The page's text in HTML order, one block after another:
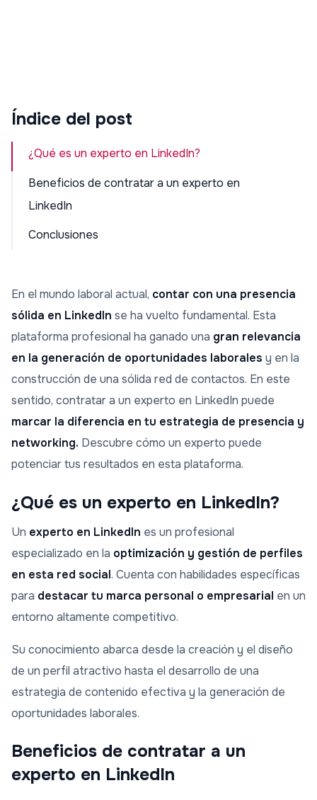
Índice del post
¿Qué es un experto en LinkedIn?
Beneficios de contratar a un experto en
LinkedIn
Conclusiones
En el mundo laboral actual, contar con una presencia
sólida en LinkedIn se ha vuelto fundamental. Esta
plataforma profesional ha ganado una gran relevancia
en la generación de oportunidades laborales y en la
construcción de una sólida red de contactos. En este
sentido, contratar a un experto en LinkedIn puede
marcar la diferencia en tu estrategia de presencia y
networking. Descubre cómo un experto puede
potenciar tus resultados en esta plataforma.
¿Qué es un experto en LinkedIn?
Un experto en LinkedIn es un profesional
especializado en la optimización y gestión de perfiles
en esta red social. Cuenta con habilidades específicas
para destacar tu marca personal o empresarial en un
entorno altamente competitivo.
Su conocimiento abarca desde la creación y el diseño
de un perfil atractivo hasta el desarrollo de una
estrategia de contenido efectiva y la generación de
oportunidades laborales.
Beneficios de contratar a un
experto en LinkedIn